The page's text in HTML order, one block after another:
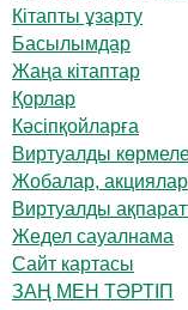
Кітапты ұзарту
Басылымдар
Жаңа кітаптар
Қорлар
Кәсіпқойларға
Виртуалды
Жобалар, акциялар
Виртуалды
Жедел сауалнама
Сайт картасы
ЗАҢ МЕН ТӘРТІП